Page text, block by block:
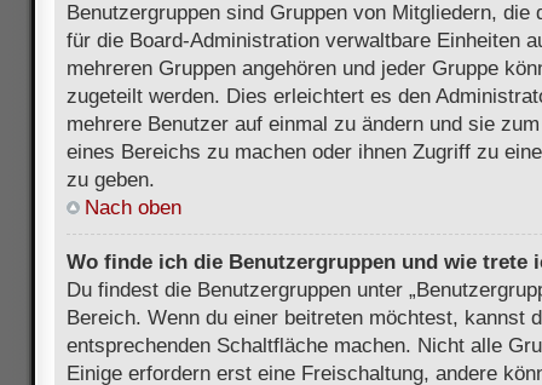
Benutzergruppen sind Gruppen von Mitgliedern, die
für die Board-Administration verwaltbare Einheiten
mehreren Gruppen angehören und jeder Gruppe
zugeteilt werden. Dies erleichtert es den
mehrere Benutzer auf einmal zu ändern und sie
eines Bereichs zu machen oder ihnen Zugriff zu
zu geben.
Nach oben
Wo finde ich die Benutzergruppen und wie trete
Du findest die Benutzergruppen unter
Bereich. Wenn du einer beitreten möchtest, kannst
entsprechenden Schaltfläche machen. Nicht alle
Einige erfordern erst eine Freischaltung, andere